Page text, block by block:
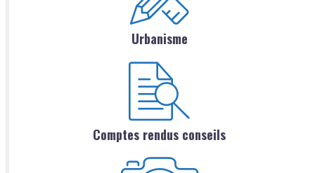
Urbanisme
Comptes rendus conseils